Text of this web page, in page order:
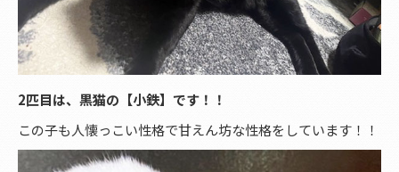
2匹目は、黒猫の【小鉄】です！！
この子も人懐っこい性格で甘えん坊な性格をしています！！